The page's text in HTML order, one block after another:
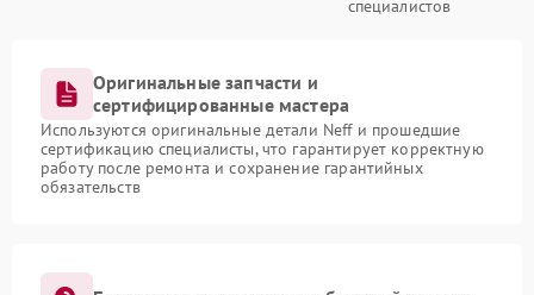
специалистов
Оригинальные запчасти и
сертифицированные мастера
Используются оригинальные детали Neff и прошедшие
сертификацию специалисты, что гарантирует корректную
работу после ремонта и сохранение гарантийных
обязательств